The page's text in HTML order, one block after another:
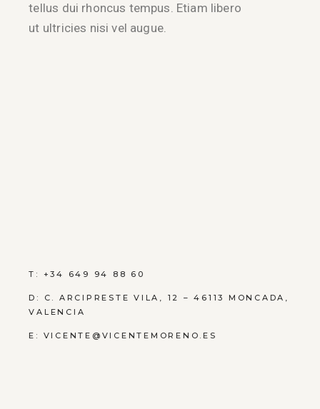
tellus dui rhoncus tempus. Etiam libero
ut ultricies nisi vel augue.
T: +34 649 94 88 60
D:
C. ARCIPRESTE VILA, 12 – 46113 MONCADA,
VALENCIA
E: VICENTE@VICENTEMORENO.ES